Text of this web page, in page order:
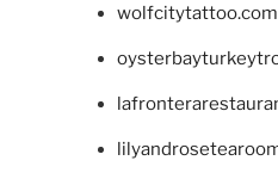
wolfcitytattoo.com